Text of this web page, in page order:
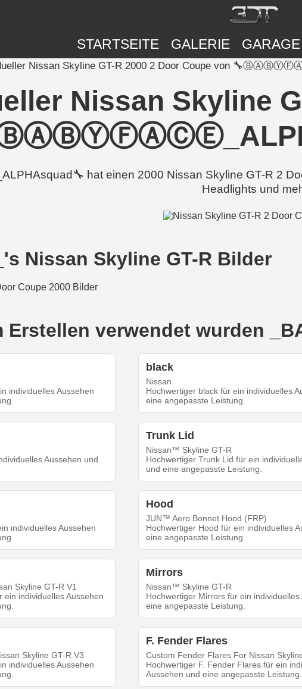
STARTSEITE GALERIE GARAGE
Nissan Skyline GT-R 2000 2 Door Coupe von
Nissan Skyline
hat einen 2000 Nissan Skyline GT-R 2
Headlights und
Nissan Skyline GT-R Bilder
Erstellen verwendet wurden
individuelles Aussehen
black
Nissan
Hochwertiger black für ein individuelles
eine angepasste Leistung.
Aussehen und
Trunk Lid
Nissan™ Skyline GT-R
Hochwertiger Trunk Lid für ein
und eine angepasste Leistung.
individuelles Aussehen
Hood
JUN™ Aero Bonnet Hood (FRP)
Hochwertiger Hood für ein individuelles
eine angepasste Leistung.
Skyline GT-R V1
ein individuelles Aussehen
Mirrors
Nissan™ Skyline GT-R
Hochwertiger Mirrors für ein individuelles
eine angepasste Leistung.
Skyline GT-R V3
individuelles Aussehen
F. Fender Flares
Custom Fender Flares For Nissan
Hochwertiger F. Fender Flares für ein
Aussehen und eine angepasste Leistung.